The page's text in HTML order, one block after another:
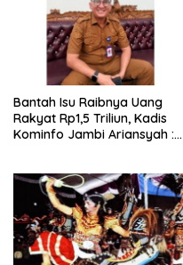
Bantah Isu Raibnya Uang
Rakyat Rp1,5 Triliun, Kadis
Kominfo Jambi Ariansyah :
Sejak 2002